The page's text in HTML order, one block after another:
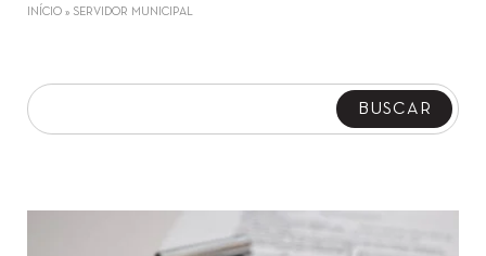
INÍCIO » SERVIDOR MUNICIPAL